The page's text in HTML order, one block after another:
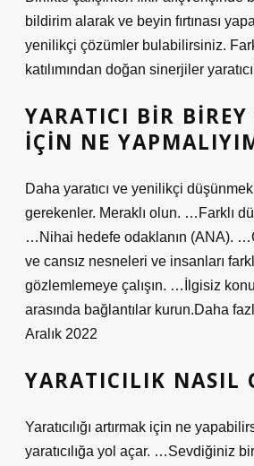
bildirim alarak ve beyin fırtınası
yenilikçi çözümler bulabilirsiniz.
katılımından doğan sinerjiler
YARATICI BIR
IÇIN NE
Daha yaratıcı ve yenilikçi
gerekenler. Meraklı olun. …Farklı
…Nihai hedefe odaklanın (ANA).
ve cansız nesneleri ve insanları
gözlemlemeye çalışın. …İlgisiz
arasında bağlantılar kurun.Daha
Aralık 2022
YARATICILIK NASIL
Yaratıcılığı artırmak için ne
yaratıcılığa yol açar. …Sevdiğiniz